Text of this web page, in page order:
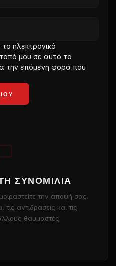
ηλεκτρονικό
μου σε αυτό το
την επόμενη φορά που
ΣΥΝΟΜΙΛΊΑ
την άποψή σας.
αντιδράσεις και τις
θαυμαστές.